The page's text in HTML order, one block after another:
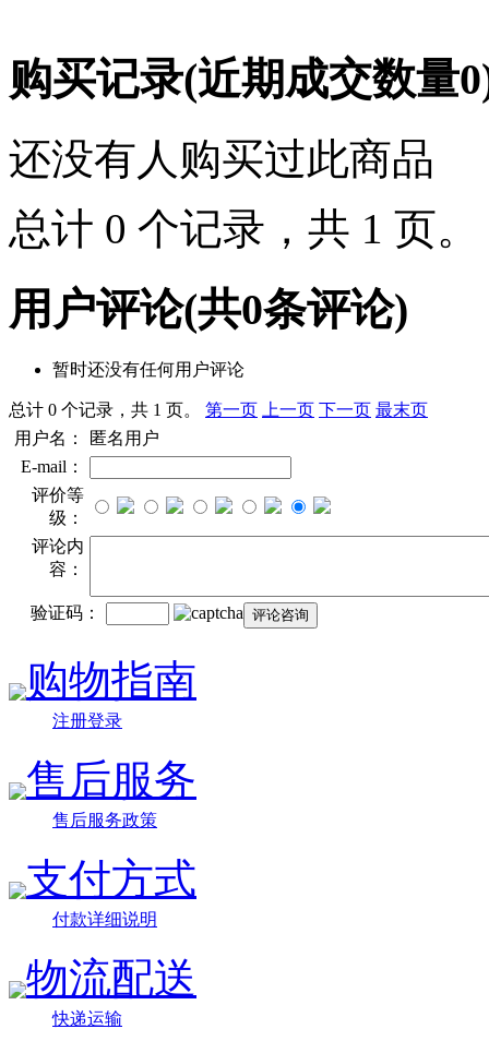
购买记录(近期成交数量0
还没有人购买过此商品
总计 0 个记录，共 1 页。
用户评论(共0条评论)
暂时还没有任何用户评论
总计 0 个记录，共 1 页。 第一页 上一页 下一页 最末页
用户名：
匿名用户
E-mail：
评价等
级：
评论内
容：
验证码：
购物指南
注册登录
售后服务
售后服务政策
支付方式
付款详细说明
物流配送
快递运输